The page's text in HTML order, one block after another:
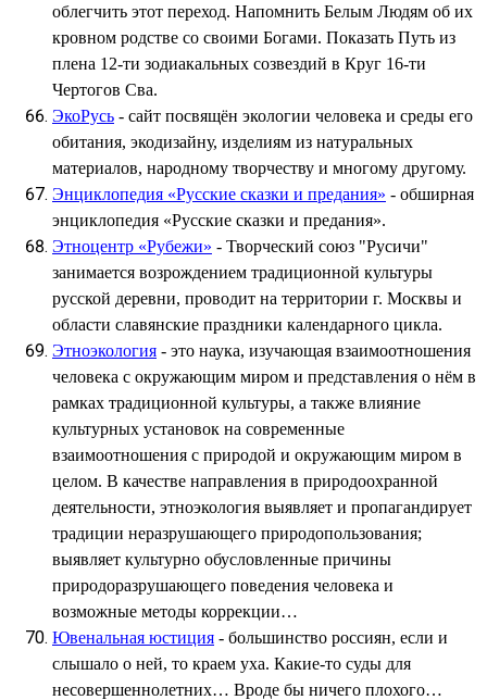
облегчить этот переход. Напомнить Белым Людям об их
кровном родстве со своими Богами. Показать Путь из
плена 12-ти зодиакальных созвездий в Круг 16-ти
Чертогов Сва.
ЭкоРусь - сайт посвящён экологии человека и среды его
обитания, экодизайну, изделиям из натуральных
материалов, народному творчеству и многому другому.
Энциклопедия «Русские сказки и предания» - обширная
энциклопедия «Русские сказки и предания».
Этноцентр «Рубежи» - Творческий союз "Русичи"
занимается возрождением традиционной культуры
русской деревни, проводит на территории г. Москвы и
области славянские праздники календарного цикла.
Этноэкология - это наука, изучающая взаимоотношения
человека с окружающим миром и представления о нём в
рамках традиционной культуры, а также влияние
культурных установок на современные
взаимоотношения с природой и окружающим миром в
целом. В качестве направления в природоохранной
деятельности, этноэкология выявляет и пропагандирует
традиции неразрушающего природопользования;
выявляет культурно обусловленные причины
природоразрушающего поведения человека и
возможные методы коррекции…
Ювенальная юстиция - большинство россиян, если и
слышало о ней, то краем уха. Какие-то суды для
несовершеннолетних… Вроде бы ничего плохого…